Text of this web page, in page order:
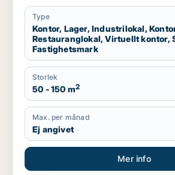
Type
Kontor, Lager, Industrilokal,
Restauranglokal, Virtuellt kontor,
Fastighetsmark
Storlek
50 - 150 m2
Max. per månad
Ej angivet
Mer info